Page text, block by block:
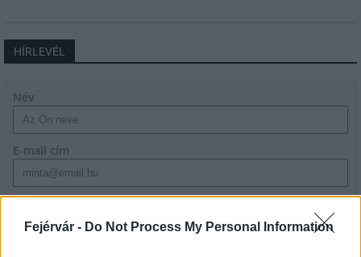
Fejérvár - Do Not Process My Personal Information
HÍRLEVÉL
Név
E-mail cím
szabályzatot!